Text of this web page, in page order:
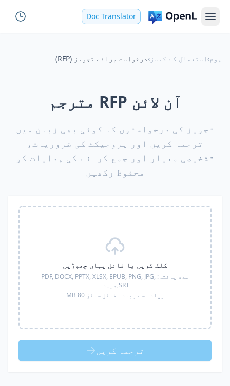
Doc Translator
ہوم›استعمال کے کیسز ›درخواست برائے تجویز (RFP)
آن لائن RFP مترجم
تجویز کی درخواستوں کا کوئی بھی زبان میں
ترجمہ کریں اور پروجیکٹ کی ضروریات،
تشخیصی معیار اور جمع کرانے کی ہدایات کو
محفوظ رکھیں
کلک کریں یا فائل یہاں چھوڑیں
مدد یافتہ: PDF, DOCX, PPTX, XLSX, EPUB, PNG, JPG,
SRT, مزید
زیادہ سے زیادہ فائل سائز 80 MB
ترجمہ کریں